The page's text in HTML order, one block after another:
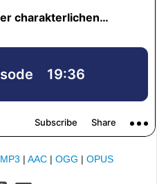
MP3 | AAC | OGG | OPUS